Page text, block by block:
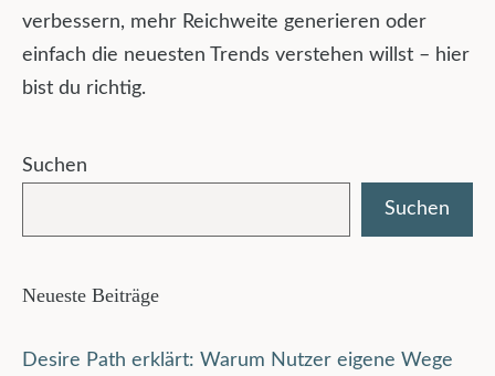
verbessern, mehr Reichweite generieren oder
einfach die neuesten Trends verstehen willst – hier
bist du richtig.
Suchen
Suchen
Neueste Beiträge
Desire Path erklärt: Warum Nutzer eigene Wege